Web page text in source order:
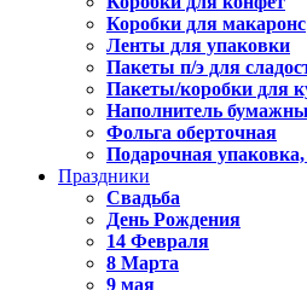
Коробки для макаронс
Ленты для упаковки
Пакеты п/э для
Пакеты/коробки для
Наполнитель
Фольга оберточная
Подарочная
Праздники
Свадьба
День Рождения
14 Февраля
8 Марта
9 мая